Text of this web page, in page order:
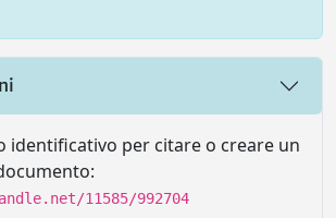
identificativo per citare o creare un
11585/992704